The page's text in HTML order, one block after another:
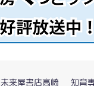
未来屋書店高崎 知育